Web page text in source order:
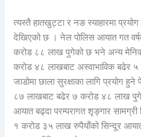
त्यस्तै हातखुट्टा र नङ स्याहारमा प्रयोग
देखिएको छ । नेल पोलिस आयात गत
करोड ८८ लाख पुगेको छ भने अन्य
करोड ४८ लाखबाट अस्वाभाविक बढेर
जाडोमा छाला सुरक्षाका लागि प्रयोग
८७ लाखबाट बढेर ७ करोड ४८ लाख
आयात बढ्दा परम्परागत शृङ्गार
१ करोड ३५ लाख रुपैयाँको सिन्दूर